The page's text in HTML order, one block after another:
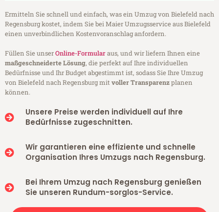
Ermitteln Sie schnell und einfach, was ein Umzug von Bielefeld nach
Regensburg kostet, indem Sie bei Maier Umzugsservice aus Bielefeld
einen unverbindlichen Kostenvoranschlag anfordern.
Füllen Sie unserOnline-Formularaus, und wir liefern Ihnen eine
maßgeschneiderte Lösung, die perfekt auf Ihre individuellen
Bedürfnisse und Ihr Budget abgestimmt ist, sodass Sie Ihre Umzug
von Bielefeld nach Regensburg mitvoller Transparenzplanen
können.
Unsere Preise werden individuell auf Ihre
Bedürfnisse zugeschnitten.
Wir garantieren eine effiziente und schnelle
Organisation Ihres Umzugs nach Regensburg.
Bei Ihrem Umzug nach Regensburg genießen
Sie unseren Rundum-sorglos-Service.